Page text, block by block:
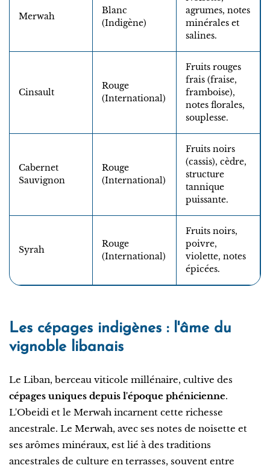
Merwah
Blanc
(Indigène)
agrumes, notes
minérales et
salines.
Cinsault
Rouge
(International)
Fruits rouges
frais (fraise,
framboise),
notes florales,
souplesse.
Cabernet
Sauvignon
Rouge
(International)
Fruits noirs
(cassis), cèdre,
structure
tannique
puissante.
Syrah
Rouge
(International)
Fruits noirs,
poivre,
violette, notes
épicées.
Les cépages indigènes : l'âme du
vignoble libanais
Le Liban, berceau viticole millénaire, cultive des
cépages uniques depuis l'époque phénicienne.
L'Obeidi et le Merwah incarnent cette richesse
ancestrale. Le Merwah, avec ses notes de noisette et
ses arômes minéraux, est lié à des traditions
ancestrales de culture en terrasses, souvent entre